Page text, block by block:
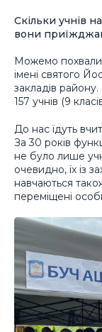
Скільки учнів
вони
Можемо
імені святого
закладів
157 учнів (9
До нас їдуть
За 30 років
не було лише
очевидно, їх із
навчаються
переміщені